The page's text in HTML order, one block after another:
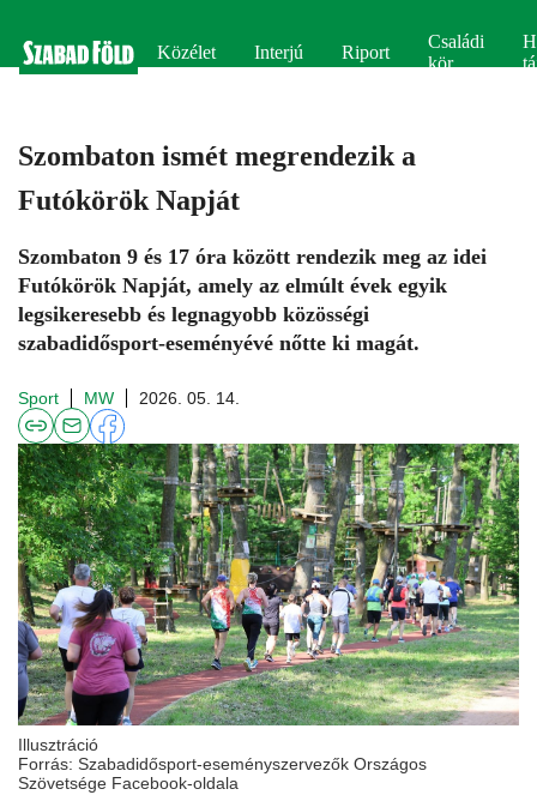
Közélet Interjú Riport
Családi
kör
Szombaton ismét megrendezik a
Futókörök Napját
Szombaton 9 és 17 óra között rendezik meg az idei
Futókörök Napját, amely az elmúlt évek egyik
legsikeresebb és legnagyobb közösségi
szabadidősport-eseményévé nőtte ki magát.
Sport MW 2026. 05. 14.
Illusztráció
Forrás: Szabadidősport-eseményszervezők Országos
Szövetsége Facebook-oldala